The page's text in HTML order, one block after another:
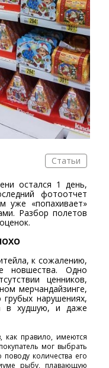
Статьи
остался 1 день,
фотоотчет
уже «попахивает»
Разбор полетов
к сожалению,
новшества. Одно
ценников,
мерчандайзинге,
нарушениях,
в худшую, и даже
как правило, имеются
мог выбрать
количества его
рыбу, плавающую